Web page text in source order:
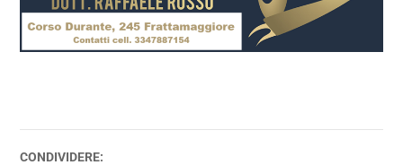
CONDIVIDERE: